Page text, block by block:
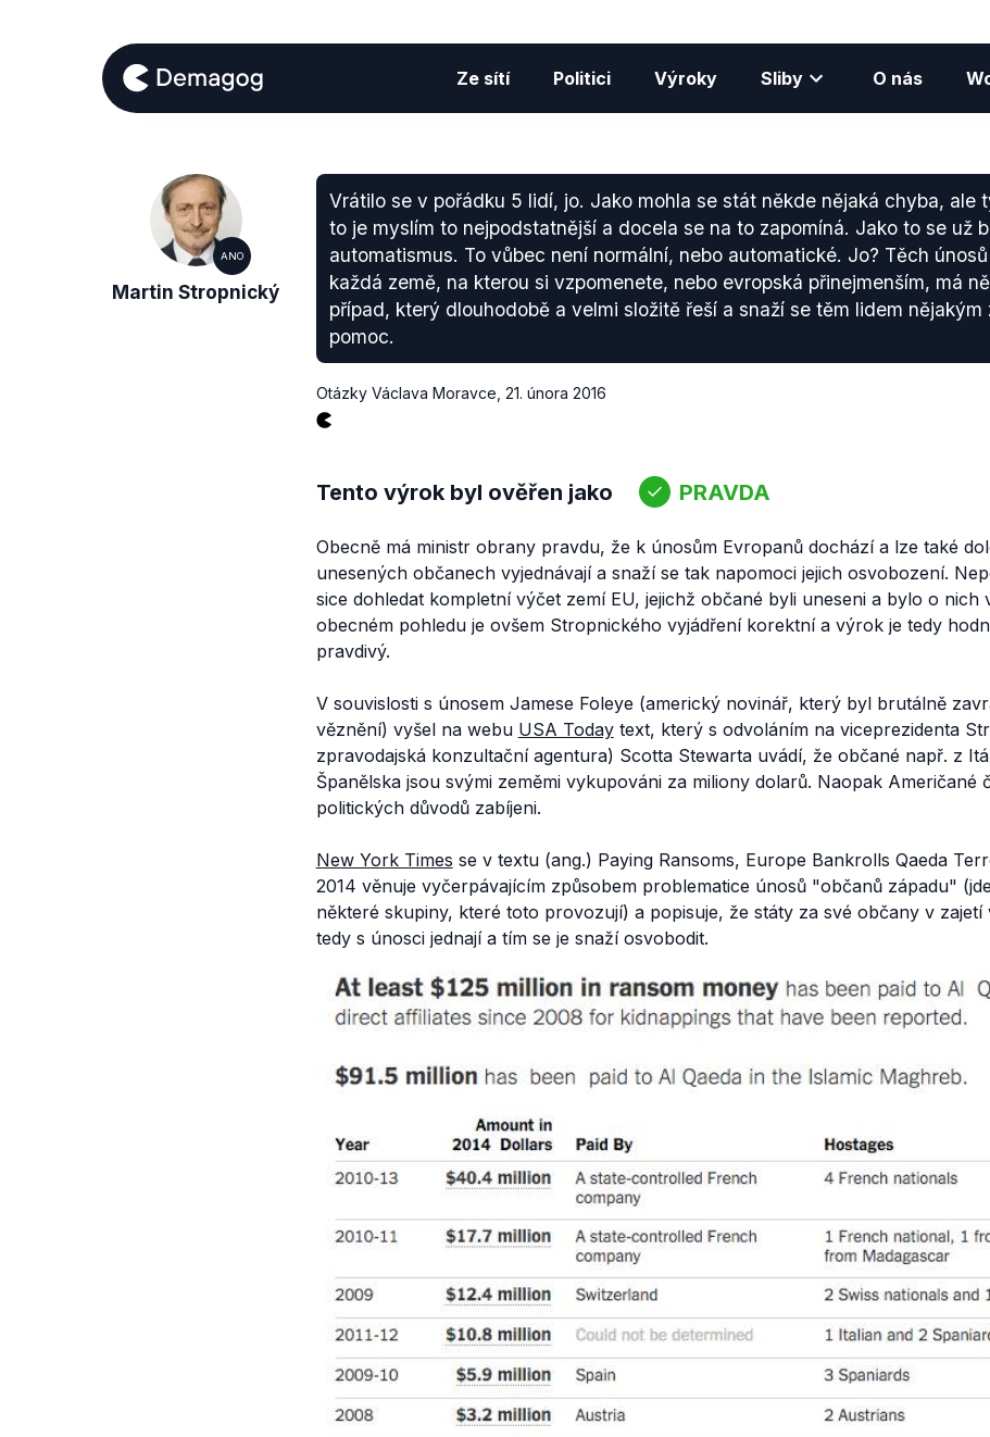
Ze sítí Politici Výroky Sliby O nás
ANO
Martin Stropnický
Vrátilo se v pořádku 5 lidí, jo. Jako mohla se stát někde nějaká chyba, ale
to je myslím to nejpodstatnější a docela se na to zapomíná. Jako to se už
automatismus. To vůbec není normální, nebo automatické. Jo? Těch
každá země, na kterou si vzpomenete, nebo evropská přinejmenším, má
případ, který dlouhodobě a velmi složitě řeší a snaží se těm lidem nějakým
pomoc.
Otázky Václava Moravce 21. února 2016
Tento výrok byl ověřen jako PRAVDA
Obecně má ministr obrany pravdu, že k únosům Evropanů dochází a lze také
unesených občanech vyjednávají a snaží se tak napomoci jejich osvobození.
sice dohledat kompletní výčet zemí EU, jejichž občané byli uneseni a bylo o nich
obecném pohledu je ovšem Stropnického vyjádření korektní a výrok je tedy
pravdivý.
V souvislosti s únosem Jamese Foleye (americký novinář, který byl brutálně
věznění) vyšel na webu USA Todaytext, který s odvoláním na viceprezidenta
zpravodajská konzultační agentura) Scotta Stewarta uvádí, že občané např. z
Španělska jsou svými zeměmi vykupováni za miliony dolarů. Naopak Američané
politických důvodů zabíjeni.
New York Times se v textu (ang.) Paying Ransoms, Europe Bankrolls Qaeda
2014 věnuje vyčerpávajícím způsobem problematice únosů "občanů západu"
některé skupiny, které toto provozují) a popisuje, že státy za své občany v zajetí
tedy s únosci jednají a tím se je snaží osvobodit.